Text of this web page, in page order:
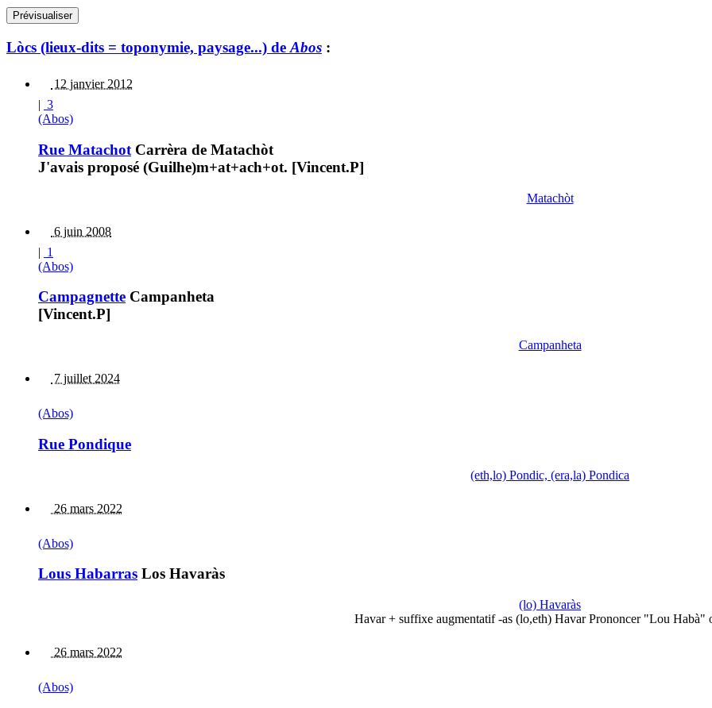
Lòcs (lieux-dits = toponymie, paysage...) de Abos :
12 janvier 2012
| 3
(Abos)
Rue Matachot Carrèra de Matachòt
J'avais proposé (Guilhe)m+at+ach+ot. [Vincent.P]
Matachòt
6 juin 2008
| 1
(Abos)
Campagnette Campanheta
[Vincent.P]
Campanheta
7 juillet 2024
(Abos)
Rue Pondique
(eth,lo) Pondic, (era,la) Pondica
26 mars 2022
(Abos)
Lous Habarras Los Havaràs
(lo) Havaràs
Havar + suffixe augmentatif -as (lo,eth) Havar Prononcer "Lou
26 mars 2022
(Abos)